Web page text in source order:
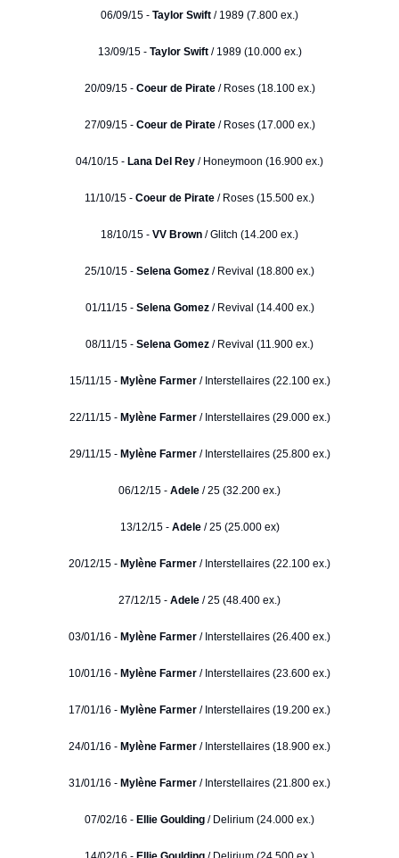
06/09/15 - Taylor Swift / 1989 (7.800 ex.)
13/09/15 - Taylor Swift / 1989 (10.000 ex.)
20/09/15 - Coeur de Pirate/ Roses (18.100 ex.)
27/09/15 - Coeur de Pirate/ Roses (17.000 ex.)
04/10/15 - Lana Del Rey / Honeymoon (16.900 ex.)
11/10/15 - Coeur de Pirate / Roses (15.500 ex.)
18/10/15 - VV Brown / Glitch (14.200 ex.)
25/10/15 - Selena Gomez / Revival (18.800 ex.)
01/11/15 - Selena Gomez/ Revival (14.400 ex.)
08/11/15 - Selena Gomez / Revival (11.900 ex.)
15/11/15 - Mylène Farmer/ Interstellaires (22.100 ex.)
22/11/15 - Mylène Farmer/ Interstellaires (29.000 ex.)
29/11/15 - Mylène Farmer/ Interstellaires (25.800 ex.)
06/12/15 - Adele / 25 (32.200 ex.)
13/12/15 - Adele / 25 (25.000 ex)
20/12/15 - Mylène Farmer / Interstellaires (22.100 ex.)
27/12/15 - Adele / 25 (48.400 ex.)
03/01/16 - Mylène Farmer / Interstellaires (26.400 ex.)
10/01/16 - Mylène Farmer / Interstellaires (23.600 ex.)
17/01/16 - Mylène Farmer / Interstellaires (19.200 ex.)
24/01/16 - Mylène Farmer / Interstellaires (18.900 ex.)
31/01/16 - Mylène Farmer / Interstellaires (21.800 ex.)
07/02/16 - Ellie Goulding / Delirium (24.000 ex.)